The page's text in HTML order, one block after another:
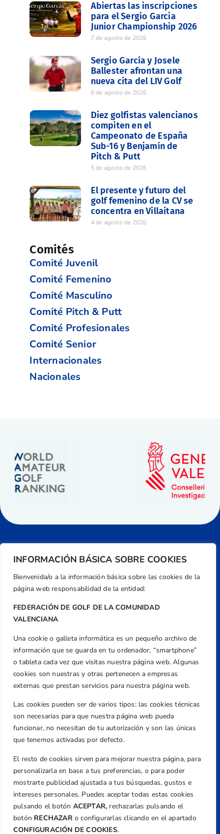
INFORMACIÓN BÁSICA SOBRE COOKIES
Bienvenida/o a la información básica sobre las cookies de la
página web responsabilidad de la entidad:
FEDERACIÓN DE GOLF DE LA COMUNIDAD
VALENCIANA
Una cookie o galleta informática es un pequeño archivo de
información que se guarda en tu ordenador, “smartphone”
o tableta cada vez que visitas nuestra página web. Algunas
cookies son nuestras y otras pertenecen a empresas
externas que prestan servicios para nuestra página web.
Las cookies pueden ser de varios tipos: las cookies técnicas
son necesarias para que nuestra página web pueda
funcionar, no necesitan de tu autorización y son las únicas
que tenemos activadas por defecto.
El resto de cookies sirven para mejorar nuestra página, para
personalizarla en base a tus preferencias, o para poder
mostrarte publicidad ajustada a tus búsquedas, gustos e
intereses personales. Puedes aceptar todas estas cookies
pulsando el botón ACEPTAR, rechazarlas pulsando el
botón RECHAZARo configurarlas clicando en el apartado
CONFIGURACIÓN DE COOKIES.
Abiertas las inscripciones
para el Sergio Garcia
Junior Championship 2026
7 de agosto de 2026
Sergio García y Josele
Ballester afrontan una
nueva cita del LIV Golf
6 de agosto de 2026
Diez golfistas valencianos
compiten en el
Campeonato de España
Sub-16 y Benjamín de
Pitch & Putt
5 de agosto de 2026
El presente y futuro del
golf femenino de la CV se
concentra en Villaitana
4 de agosto de 2026
Comités
Comité Juvenil
Comité Femenino
Comité Masculino
Comité Pitch & Putt
Comité Profesionales
Comité Senior
Internacionales
Nacionales
Dirección
Centre de L´Esport, Carrer d'Isaac Peral i
Caballero, Nº 5, Despachos 2 y 3, 46980,
Valencia
Teléfono
+34 961 367 799
Email
federacion@golfcv.com
Aviso Legal
Política de Privacidad
Transparencia
Normativa
Federación